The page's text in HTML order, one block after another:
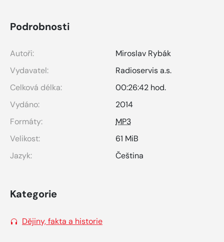
Podrobnosti
Autoři:
Miroslav Rybák
Vydavatel:
Radioservis a.s.
Celková délka:
00:26:42 hod.
Vydáno:
2014
Formáty:
MP3
Velikost:
61 MiB
Jazyk:
Čeština
Kategorie
Dějiny, fakta a historie